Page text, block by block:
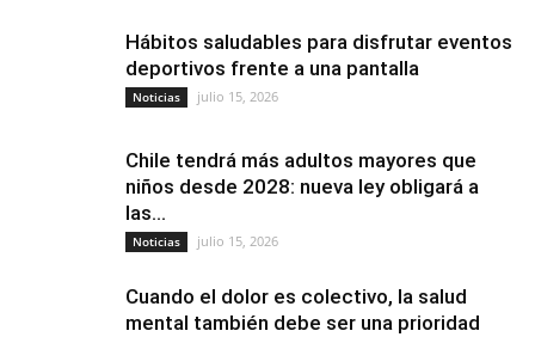
Hábitos saludables para disfrutar eventos
deportivos frente a una pantalla
Noticias julio 15, 2026
Chile tendrá más adultos mayores que
niños desde 2028: nueva ley obligará a
las...
Noticias julio 15, 2026
Cuando el dolor es colectivo, la salud
mental también debe ser una prioridad